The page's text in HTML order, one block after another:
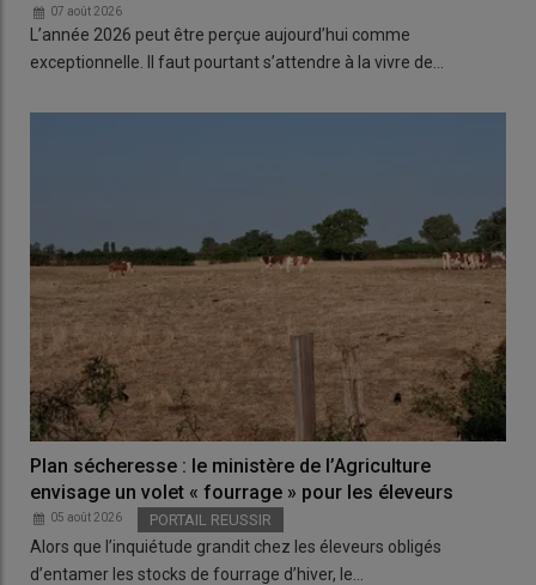
07 août 2026
L’année 2026 peut être perçue aujourd’hui comme
exceptionnelle. Il faut pourtant s’attendre à la vivre de…
Plan sécheresse : le ministère de l’Agriculture
envisage un volet « fourrage » pour les éleveurs
05 août 2026 PORTAIL REUSSIR
Alors que l’inquiétude grandit chez les éleveurs obligés
d’entamer les stocks de fourrage d’hiver, le…